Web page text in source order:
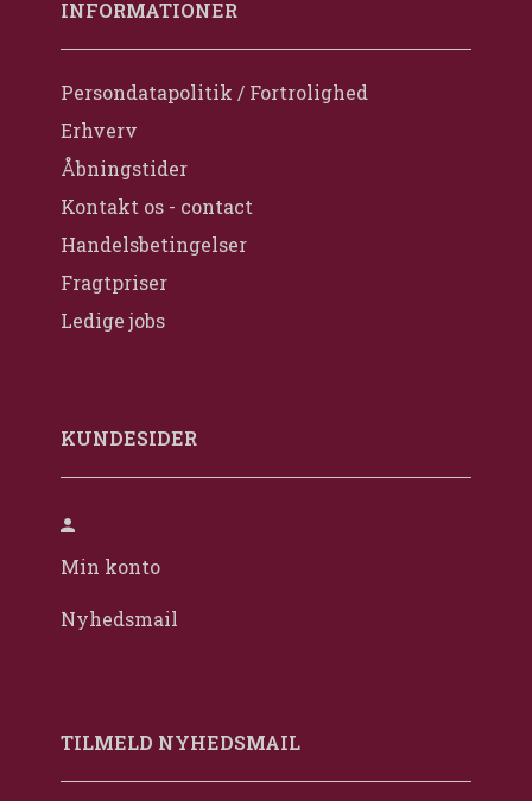
INFORMATIONER
Persondatapolitik / Fortrolighed
Erhverv
Åbningstider
Kontakt os - contact
Handelsbetingelser
Fragtpriser
Ledige jobs
KUNDESIDER
Min konto
Nyhedsmail
TILMELD NYHEDSMAIL